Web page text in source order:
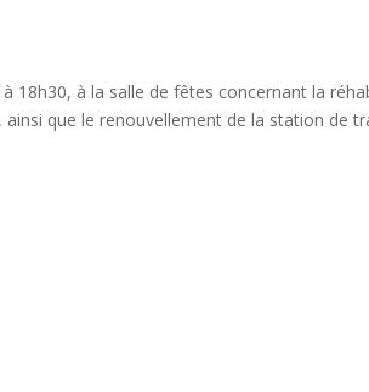
18h30, à la salle de fêtes concernant la
ainsi que le renouvellement de la station de